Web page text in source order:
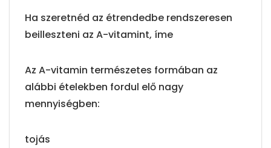
Ha szeretnéd az étrendedbe rendszeresen
beilleszteni az A-vitamint, íme
Az A-vitamin természetes formában az
alábbi ételekben fordul elő nagy
mennyiségben:
tojás